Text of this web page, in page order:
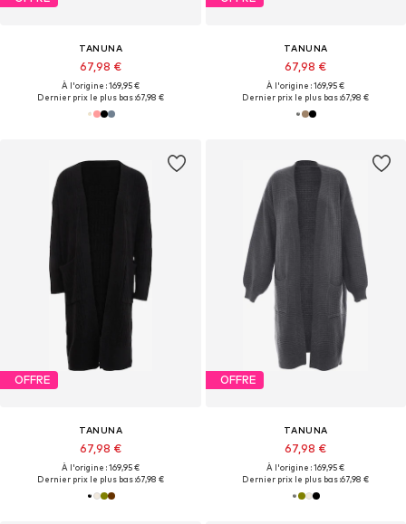
TANUNA
67,98 €
À l'origine : 169,95 €
Dernier prix le plus bas :67,98 €
TANUNA
67,98 €
À l'origine : 169,95 €
Dernier prix le plus bas :67,98 €
OFFRE
TANUNA
67,98 €
À l'origine : 169,95 €
Dernier prix le plus bas :67,98 €
OFFRE
TANUNA
67,98 €
À l'origine : 169,95 €
Dernier prix le plus bas :67,98 €